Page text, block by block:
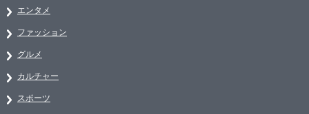
エンタメ
ファッション
グルメ
カルチャー
スポーツ